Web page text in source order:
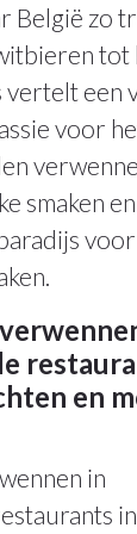
zo
tot
een
voor
smaken en
voor
en
in
in